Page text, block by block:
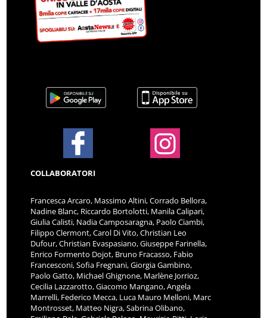
COLLABORATORI
Francesca Arcaro, Massimo Altini, Corrado Bellora,
Nadine Blanc, Riccardo Bortolotti, Manila Calipari,
Giulia Calisti, Nadia Camposaragna, Paolo Ciambi,
Filippo Clermont, Carol Di Vito, Christian Leo
Dufour, Christian Evaspasiano, Giuseppe Farinella,
Enrico Formento Dojot, Bruno Fracasso, Fabio
Francesconi, Sofia Fregnani, Giorgia Gambino,
Paolo Gatto, Michael Ghignone, Marlène Jorrioz,
Cecilia Lazzarotto, Giacomo Mangano, Angela
Marrelli, Federico Mecca, Luca Mauro Melloni, Marc
Montrosset, Matteo Nigra, Sabrina Olibano,